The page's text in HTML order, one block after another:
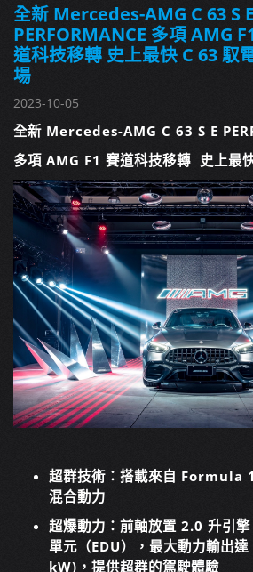
全新 Mercedes-AMG C 63 S E
PERFORMANCE 多項 AMG
道科技移轉 史上最快 C 63 馭
場
2023-10-05
全新 Mercedes-AMG C 63 S E
多項 AMG F1 賽道科技移轉 史上最
超群技術 ：搭載來自 Formula
混合動力
超爆動力 ：前軸放置 2.0 升引
單元（EDU），最大動力輸出
kW)，提供超群的駕駛體驗